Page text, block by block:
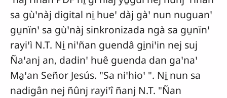
sa gùꞌnàj digital ni̱ hueꞌ dàj gàꞌ nun nuguanꞌ
gu̱nïnꞌ sa gùꞌnàj sinkronizada ngà sa gu̱nïnꞌ
rayiꞌì N.T. Ni̱ niꞌñan guendâ gi̱niꞌin nej suj
Ñaꞌanj an, dadinꞌ huê guenda dan gaꞌnaꞌ
Ma̱ꞌan Señor Jesús. "Sa niꞌhioꞌ ". Ni̱ nun sa
nadigân nej ñûnj rayiꞌî ñanj N.T. "Ñan